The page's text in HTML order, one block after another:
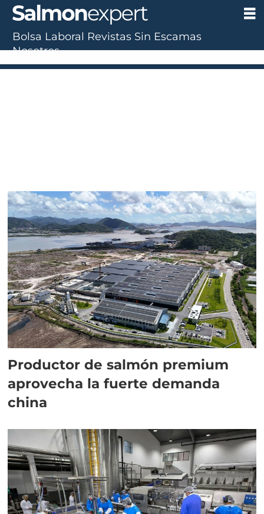
Tag:
nordic
Productor de salmón premium
aprovecha la fuerte demanda
china
Bolsa Laboral Revistas Sin Escamas
Nosotros